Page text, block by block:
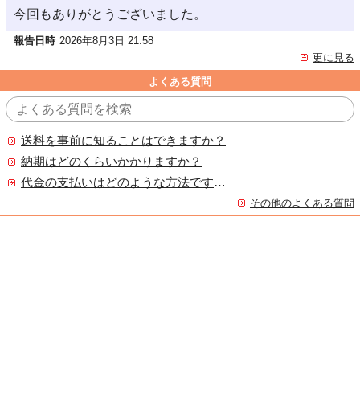
今回もありがとうございました。
報告日時 2026年8月3日 21:58
更に見る
よくある質問
送料を事前に知ることはできますか？
納期はどのくらいかかりますか？
代金の支払いはどのような方法ですか？
その他のよくある質問